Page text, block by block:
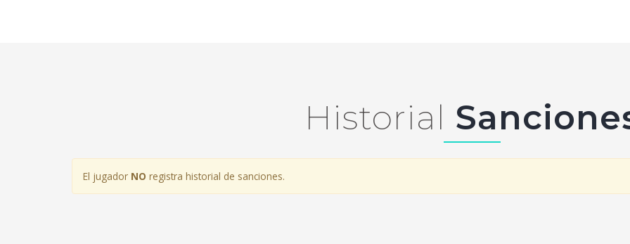
Historial
El jugador NO registra historial de sanciones.